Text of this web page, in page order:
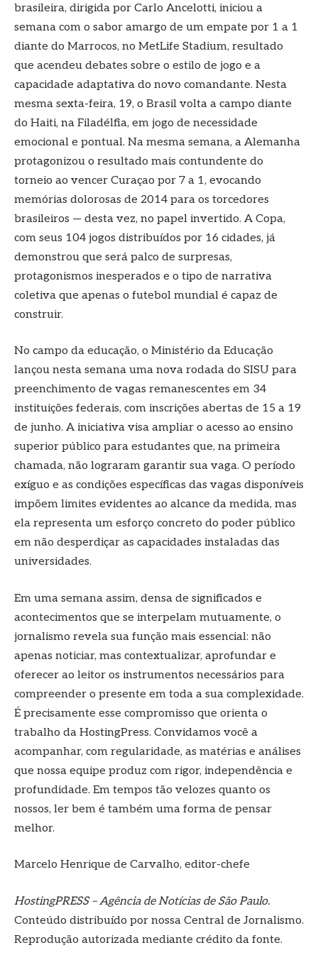
brasileira, dirigida por Carlo Ancelotti, iniciou a
semana com o sabor amargo de um empate por 1 a 1
diante do Marrocos, no MetLife Stadium, resultado
que acendeu debates sobre o estilo de jogo e a
capacidade adaptativa do novo comandante. Nesta
mesma sexta-feira, 19, o Brasil volta a campo diante
do Haiti, na Filadélfia, em jogo de necessidade
emocional e pontual. Na mesma semana, a Alemanha
protagonizou o resultado mais contundente do
torneio ao vencer Curaçao por 7 a 1, evocando
memórias dolorosas de 2014 para os torcedores
brasileiros — desta vez, no papel invertido. A Copa,
com seus 104 jogos distribuídos por 16 cidades, já
demonstrou que será palco de surpresas,
protagonismos inesperados e o tipo de narrativa
coletiva que apenas o futebol mundial é capaz de
construir.
No campo da educação, o Ministério da Educação
lançou nesta semana uma nova rodada do SISU para
preenchimento de vagas remanescentes em 34
instituições federais, com inscrições abertas de 15 a 19
de junho. A iniciativa visa ampliar o acesso ao ensino
superior público para estudantes que, na primeira
chamada, não lograram garantir sua vaga. O período
exíguo e as condições específicas das vagas disponíveis
impõem limites evidentes ao alcance da medida, mas
ela representa um esforço concreto do poder público
em não desperdiçar as capacidades instaladas das
universidades.
Em uma semana assim, densa de significados e
acontecimentos que se interpelam mutuamente, o
jornalismo revela sua função mais essencial: não
apenas noticiar, mas contextualizar, aprofundar e
oferecer ao leitor os instrumentos necessários para
compreender o presente em toda a sua complexidade.
É precisamente esse compromisso que orienta o
trabalho da HostingPress. Convidamos você a
acompanhar, com regularidade, as matérias e análises
que nossa equipe produz com rigor, independência e
profundidade. Em tempos tão velozes quanto os
nossos, ler bem é também uma forma de pensar
melhor.
Marcelo Henrique de Carvalho, editor-chefe
HostingPRESS – Agência de Notícias de São Paulo.
Conteúdo distribuído por nossa Central de Jornalismo.
Reprodução autorizada mediante crédito da fonte.